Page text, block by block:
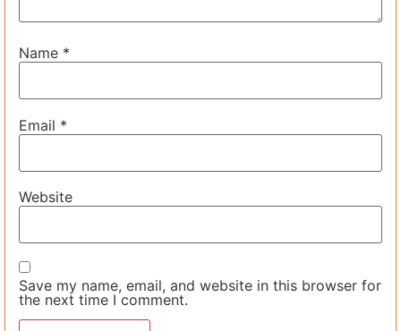
Name *
Email *
Website
Save my name, email, and website in this browser for
the next time I comment.